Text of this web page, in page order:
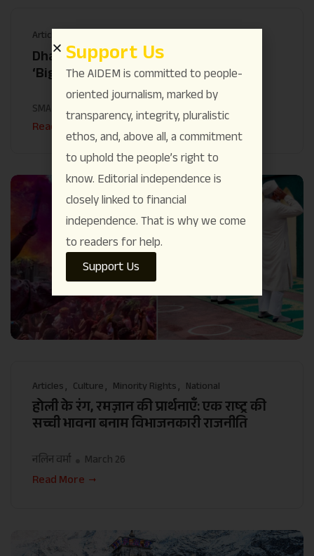
Articles
Dhami Flags ‘Anti-Muslim’ Actions as
‘Big Achievements’ of 3 Years’ Rule
SMA Kazmi
Read More
Articles Culture Minority Rights National
होली के रंग, रमज़ान की प्रार्थनाएँ: एक राष्ट्र की
सच्ची भावना बनाम विभाजनकारी राजनीति
नलिन वर्मा March 26
Read More
Support Us
The AIDEM is committed to people-
oriented journalism, marked by
transparency, integrity, pluralistic
ethos, and, above all, a commitment
to uphold the people’s right to
know. Editorial independence is
closely linked to financial
independence. That is why we come
to readers for help.
Support Us